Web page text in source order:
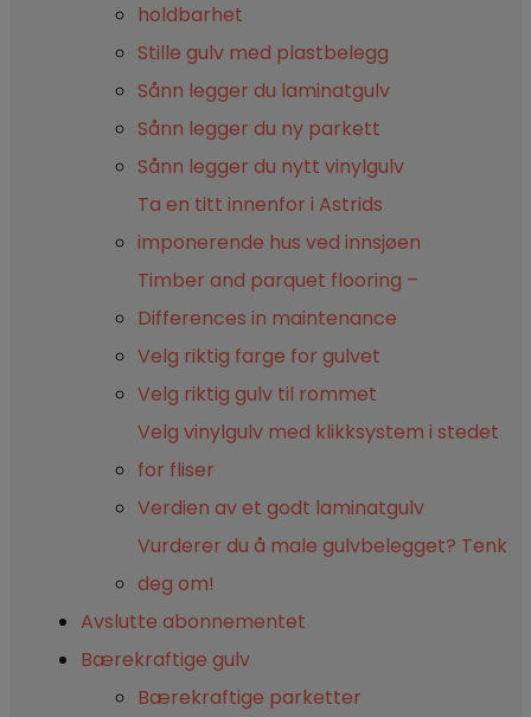
holdbarhet
Stille gulv med plastbelegg
Sånn legger du laminatgulv
Sånn legger du ny parkett
Sånn legger du nytt vinylgulv
Ta en titt innenfor i Astrids
imponerende hus ved innsjøen
Timber and parquet flooring –
Differences in maintenance
Velg riktig farge for gulvet
Velg riktig gulv til rommet
Velg vinylgulv med klikksystem i stedet
for fliser
Verdien av et godt laminatgulv
Vurderer du å male gulvbelegget? Tenk
deg om!
Avslutte abonnementet
Bærekraftige gulv
Bærekraftige parketter